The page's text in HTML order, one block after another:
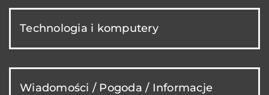
Technologia i komputery
Wiadomości / Pogoda / Informacje